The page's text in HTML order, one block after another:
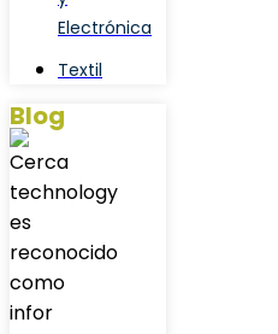
Electrónica
Textil
Blog